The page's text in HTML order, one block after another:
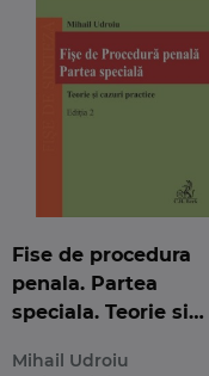
cadrul Directiei
juridic, Ministerul
Fise de procedura
penala. Partea
speciala. Teorie si
a 2-a
Mihail Udroiu